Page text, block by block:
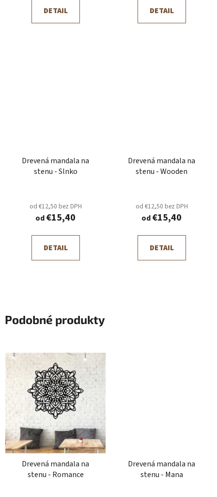
DETAIL DETAIL
Drevená mandala na
stenu - Slnko
od €12,50 bez DPH
od€15,40
DETAIL
Drevená mandala na
stenu - Wooden
od €12,50 bez DPH
od€15,40
DETAIL
Podobné produkty
Drevená mandala na
stenu - Romance
Drevená mandala na
stenu - Mana